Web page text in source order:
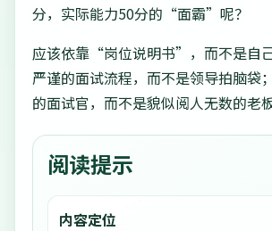
分，实际能力50分的“面霸”呢？
应该依靠“岗位说明书”，而不是自
严谨的面试流程，而不是领导拍脑袋
的面试官，而不是貌似阅人无数的老板
阅读提示
内容定位